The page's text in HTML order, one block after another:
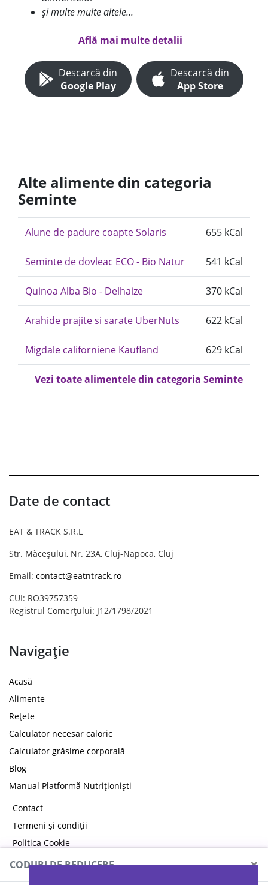
și multe multe altele...
Află mai multe detalii
Descarcă din
Google Play
Descarcă din
App Store
Alte alimente din categoria
Seminte
Alune de padure coapte Solaris 655 kCal
Seminte de dovleac ECO - Bio Natur 541 kCal
Quinoa Alba Bio - Delhaize 370 kCal
Arahide prajite si sarate UberNuts 622 kCal
Migdale californiene Kaufland 629 kCal
Vezi toate alimentele din categoria Seminte
Date de contact
EAT & TRACK S.R.L
Str. Măceșului, Nr. 23A, Cluj-Napoca, Cluj
Email: contact@eatntrack.ro
CUI: RO39757359
Registrul Comerțului: J12/1798/2021
Navigație
Acasă
Alimente
Rețete
Calculator necesar caloric
Calculator grăsime corporală
Blog
Manual Platformă Nutriționiști
Contact
Termeni și condiții
Politica Cookie
Politica de confidențialitate
CODURI DE REDUCERE ×